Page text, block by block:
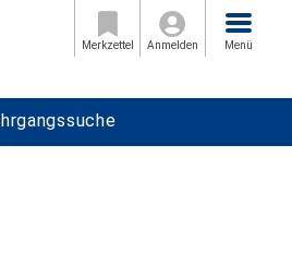
Merkzettel Anmelden
Menü
Menü